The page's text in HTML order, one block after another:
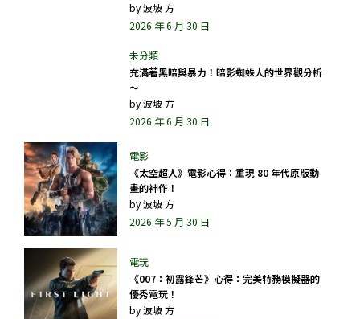
by波坡 方
2026 年 6 月 30 日
充滿著黑暗與暴力！暗影蜘蛛人的世界觀分析
～
by波坡 方
2026 年 6 月 30 日
《太空超人》電影心得：重現 80 年代原版動
畫的神作！
by波坡 方
2026 年 5 月 30 日
《007：初露鋒芒》心得：完美特務模擬器的
優秀電玩！
by波坡 方